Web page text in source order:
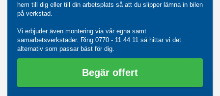
hem till dig eller till din arbetsplats så att du slipper lämna in bilen
på verkstad.
Vi erbjuder även montering via vår egna samt
samarbetsverkstäder. Ring 0770 - 11 44 11 så hittar vi det
alternativ som passar bäst för dig.
Begär offert